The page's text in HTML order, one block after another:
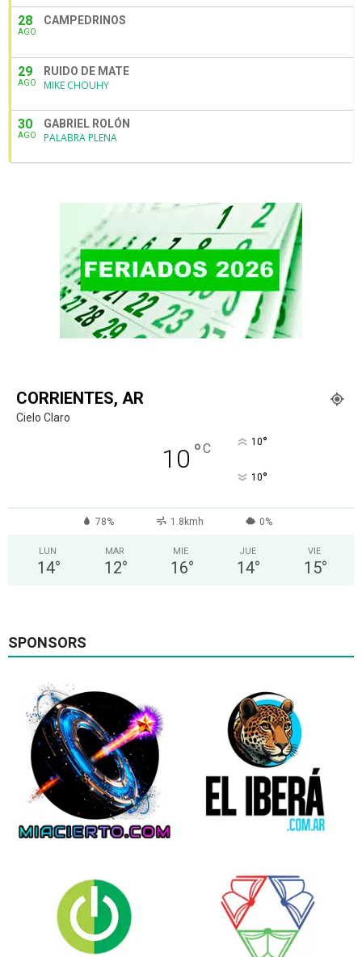
28
AGO
CAMPEDRINOS
29
AGO
RUIDO DE MATE
MIKE CHOUHY
30
AGO
GABRIEL ROLÓN
PALABRA PLENA
CORRIENTES, AR
Cielo Claro
10 °C 10°
10°
78% 1.8kmh 0%
LUN
14°
MAR
12°
MIE
16°
JUE
14°
VIE
15°
SPONSORS